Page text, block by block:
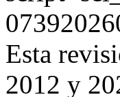
Esta
2012 y